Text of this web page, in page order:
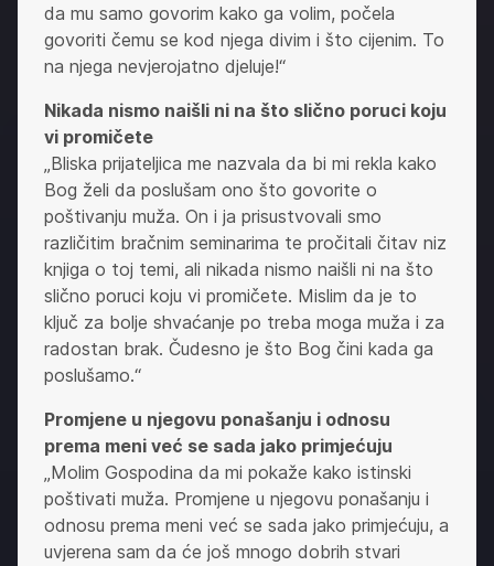
da mu samo govorim kako ga volim, počela
govoriti čemu se kod njega divim i što cijenim. To
na njega nevjerojatno djeluje!“
Nikada nismo naišli ni na što slično poruci koju
vi promičete
„Bliska prijateljica me nazvala da bi mi rekla kako
Bog želi da poslušam ono što govorite o
poštivanju muža. On i ja prisustvovali smo
različitim bračnim seminarima te pročitali čitav niz
knjiga o toj temi, ali nikada nismo naišli ni na što
slično poruci koju vi promičete. Mislim da je to
ključ za bolje shvaćanje po treba moga muža i za
radostan brak. Čudesno je što Bog čini kada ga
poslušamo.“
Promjene u njegovu ponašanju i odnosu
prema meni već se sada jako primjećuju
„Molim Gospodina da mi pokaže kako istinski
poštivati muža. Promjene u njegovu ponašanju i
odnosu prema meni već se sada jako primjećuju, a
uvjerena sam da će još mnogo dobrih stvari